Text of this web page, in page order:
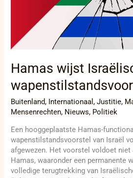
Hamas wijst
Buitenland, Internationaal,Justitie,
Mensenrechten, Nieuws, Politiek
Een hooggeplaatste Hamas-
wapenstilstandsvoorstel van Israël
afgewezen. Het voorstel voldoet niet
Hamas, waaronder een permanente
volledige terugtrekking van